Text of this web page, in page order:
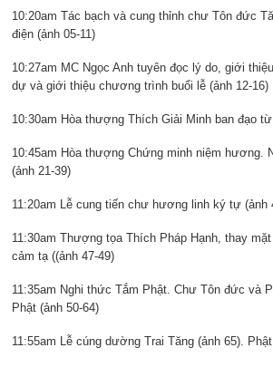
10:20am Tác bạch và cung thỉnh chư Tôn đức
điện (ảnh 05-11)
10:27am MC Ngọc Anh tuyên đọc lý do, giới
dự và giới thiệu chương trình buổi lễ (ảnh 12-16)
10:30am Hòa thượng Thích Giải Minh ban đạo từ
10:45am Hòa thượng Chứng minh niệm hương.
(ảnh 21-39)
11:20am Lễ cung tiến chư hương linh ký tự (ảnh
11:30am Thượng tọa Thích Pháp Hạnh, thay
cảm tạ ((ảnh 47-49)
11:35am Nghi thức Tắm Phật. Chư Tôn đức và
Phật (ảnh 50-64)
11:55am Lễ cúng dường Trai Tăng (ảnh 65).